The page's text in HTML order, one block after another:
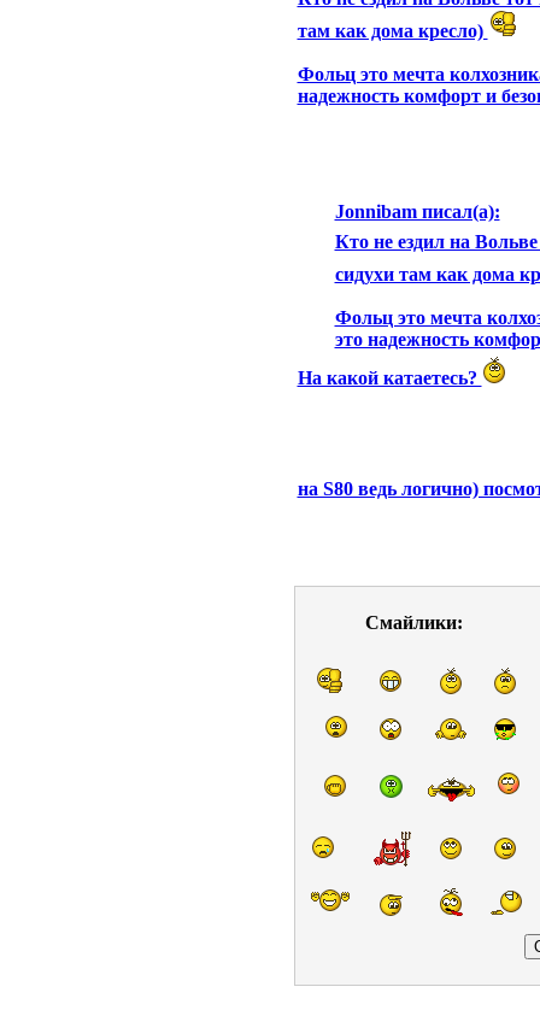
там как дома кресло)
Фольц это мечта
надежность комфорт и
Jonnibam писал(а):
Кто не ездил на
сидухи там как дома
Фольц это мечта
это надежность
На какой катаетесь?
на S80 ведь логично)
Смайлики: